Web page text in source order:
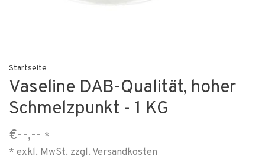
Startseite
Vaseline DAB-Qualität, hoher
Schmelzpunkt - 1 KG
€--,-- *
* exkl. MwSt. zzgl. Versandkosten